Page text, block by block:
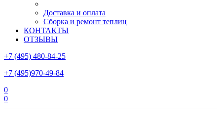
Доставка и оплата
Сборка и ремонт теплиц
КОНТАКТЫ
ОТЗЫВЫ
+7 (495) 480-84-25
+7 (495)970-49-84
0
0